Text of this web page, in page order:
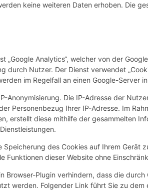
keine weiteren Daten erhoben. Die
„Google Analytics“, welcher von der
durch Nutzer. Der Dienst verwendet
im Regelfall an einen Google-Server
Anonymisierung. Die IP-Adresse der
Personenbezug Ihrer IP-Adresse. Im
erstellt diese mithilfe der gesammelten
des Cookies auf Ihrem Gerät
Funktionen dieser Website ohne
Browser-Plugin verhindern, dass die
werden. Folgender Link führt Sie zu dem